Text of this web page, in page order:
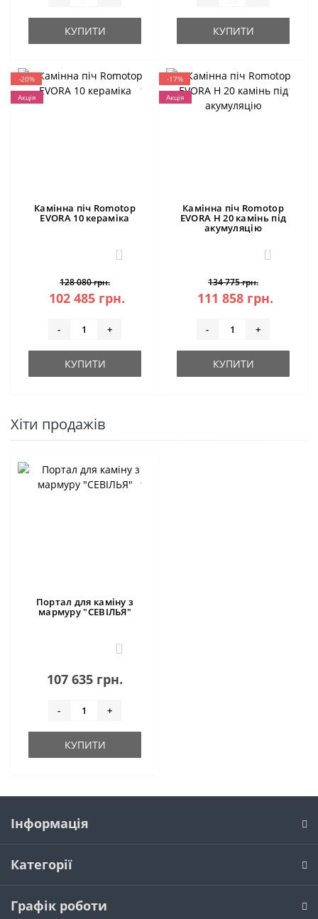
КУПИТИ КУПИТИ
-20%
Акція
Камінна піч Romotop
EVORA 10 кераміка
1
128 080 грн.
102 485 грн.
- +
КУПИТИ
-17%
Акція
Камінна піч Romotop
EVORA H 20 камінь під
акумуляцію
1
134 775 грн.
111 858 грн.
- +
КУПИТИ
Хіти продажів
Портал для каміну з
мармуру "СЕВІЛЬЯ"
3
107 635 грн.
- +
КУПИТИ
Інформація
Категорії
Графік роботи